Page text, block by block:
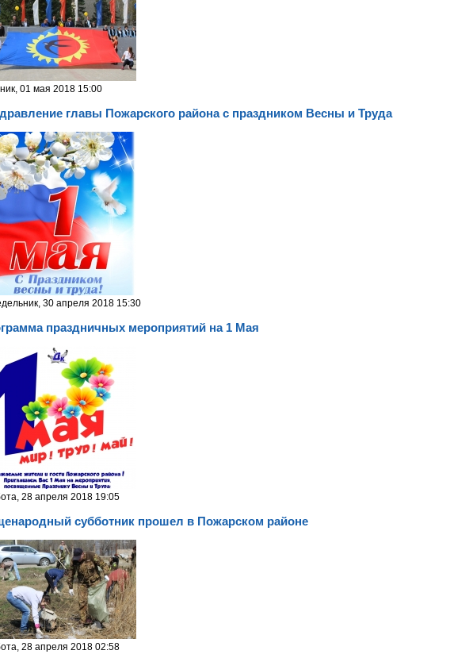
01 мая 2018 15:00
главы Пожарского района с праздником Весны и Труда
30 апреля 2018 15:30
праздничных мероприятий на 1 Мая
28 апреля 2018 19:05
субботник прошел в Пожарском районе
28 апреля 2018 02:58